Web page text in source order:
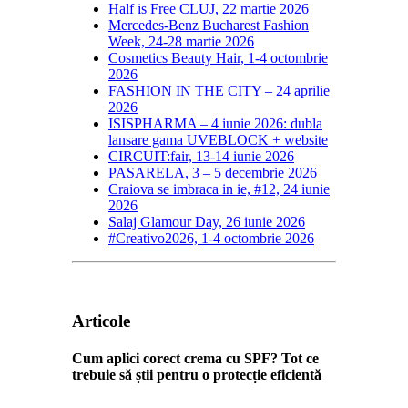
Half is Free CLUJ, 22 martie 2026
Mercedes-Benz Bucharest Fashion
Week, 24-28 martie 2026
Cosmetics Beauty Hair, 1-4 octombrie
2026
FASHION IN THE CITY – 24 aprilie
2026
ISISPHARMA – 4 iunie 2026: dubla
lansare gama UVEBLOCK + website
CIRCUIT:fair, 13-14 iunie 2026
PASARELA, 3 – 5 decembrie 2026
Craiova se imbraca in ie, #12, 24 iunie
2026
Salaj Glamour Day, 26 iunie 2026
#Creativo2026, 1-4 octombrie 2026
Articole
Cum aplici corect crema cu SPF? Tot ce
trebuie să știi pentru o protecție eficientă